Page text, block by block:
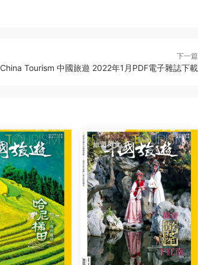
下一篇
China Tourism 中國旅遊 2022年1月PDF電子雜誌下載
旅遊美食